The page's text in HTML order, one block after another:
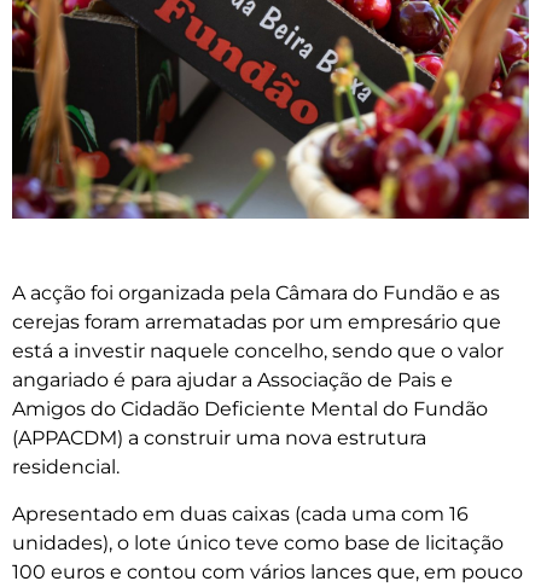
A acção foi organizada pela Câmara do Fundão e as
cerejas foram arrematadas por um empresário que
está a investir naquele concelho, sendo que o valor
angariado é para ajudar a Associação de Pais e
Amigos do Cidadão Deficiente Mental do Fundão
(APPACDM) a construir uma nova estrutura
residencial.
Apresentado em duas caixas (cada uma com 16
unidades), o lote único teve como base de licitação
100 euros e contou com vários lances que, em pouco